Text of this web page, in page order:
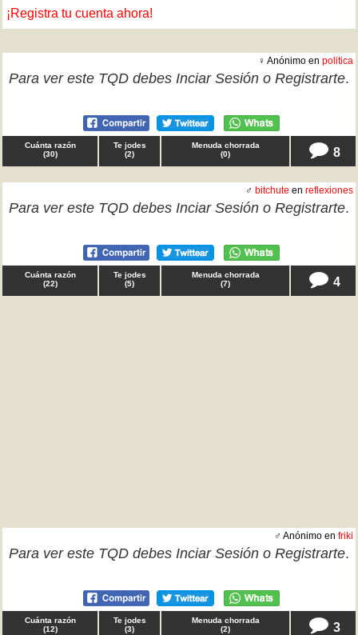
¡Registra tu cuenta ahora!
♀ Anónimo en politica
Para ver este TQD debes Inciar Sesión o Registrarte.
Cuánta razón
(30)
Te jodes
(2)
Menuda chorrada
(0) 8
♂ bitchute en reflexiones
Para ver este TQD debes Inciar Sesión o Registrarte.
Cuánta razón
(22)
Te jodes
(5)
Menuda chorrada
(7) 4
♂ Anónimo en friki
Para ver este TQD debes Inciar Sesión o Registrarte.
Cuánta razón
(12)
Te jodes
(3)
Menuda chorrada
(2) 3